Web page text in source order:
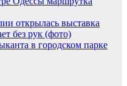
открылась выставка
без рук (фото)
в городском парке